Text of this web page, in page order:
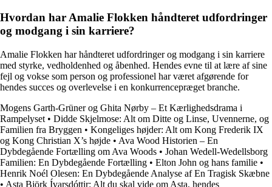
Hvordan har Amalie Flokken håndteret udfordringer
og modgang i sin karriere?
Amalie Flokken har håndteret udfordringer og modgang i sin karriere
med styrke, vedholdenhed og åbenhed. Hendes evne til at lære af sine
fejl og vokse som person og professionel har været afgørende for
hendes succes og overlevelse i en konkurrencepræget branche.
Mogens Garth-Grüner og Ghita Nørby – Et Kærlighedsdrama i
Rampelyset • Didde Skjelmose: Alt om Ditte og Linse, Uvennerne, og
Familien fra Bryggen • Kongeliges højder: Alt om Kong Frederik IX
og Kong Christian X’s højde • Ava Wood Historien – En
Dybdegående Fortælling om Ava Woods • Johan Wedell-Wedellsborg
Familien: En Dybdegående Fortælling • Elton John og hans familie •
Henrik Noél Olesen: En Dybdegående Analyse af En Tragisk Skæbne
• Asta Björk Ívarsdóttir: Alt du skal vide om Asta, hendes